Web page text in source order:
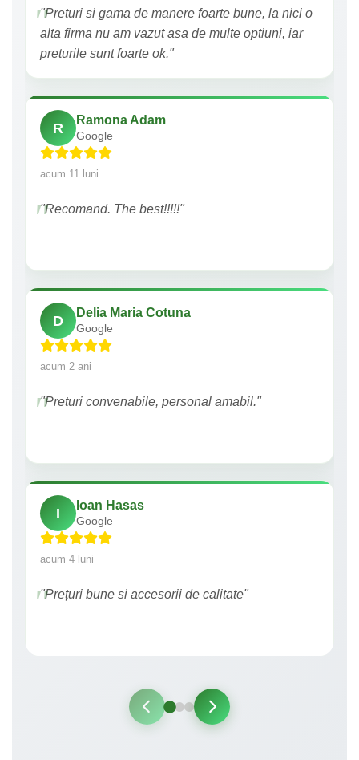
"Preturi si gama de manere foarte bune, la nici o
alta firma nu am vazut asa de multe optiuni, iar
preturile sunt foarte ok."
R
Ramona Adam
Google
acum 11 luni
"Recomand. The best!!!!!"
D
Delia Maria Cotuna
Google
acum 2 ani
"Preturi convenabile, personal amabil."
I
Ioan Hasas
Google
acum 4 luni
"Prețuri bune si accesorii de calitate"